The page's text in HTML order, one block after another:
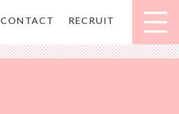
CONTACT RECRUIT